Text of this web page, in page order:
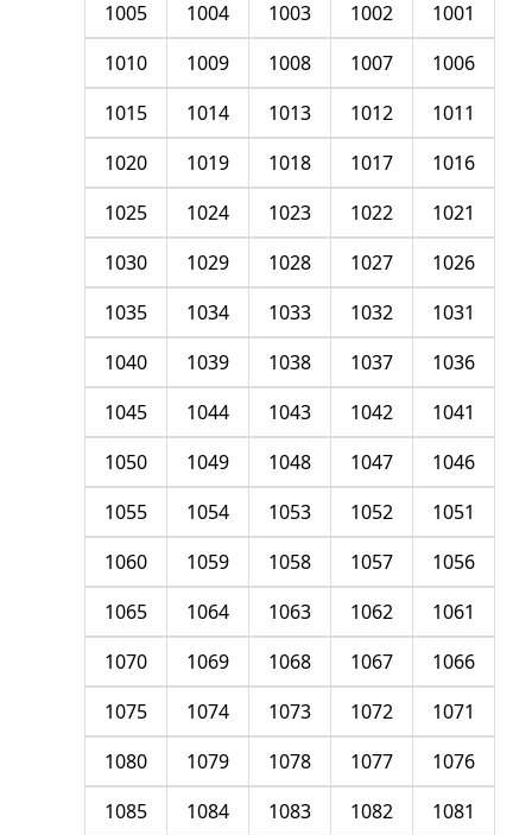
1001
1002
1003
1004
1005
1006
1007
1008
1009
1010
1011
1012
1013
1014
1015
1016
1017
1018
1019
1020
1021
1022
1023
1024
1025
1026
1027
1028
1029
1030
1031
1032
1033
1034
1035
1036
1037
1038
1039
1040
1041
1042
1043
1044
1045
1046
1047
1048
1049
1050
1051
1052
1053
1054
1055
1056
1057
1058
1059
1060
1061
1062
1063
1064
1065
1066
1067
1068
1069
1070
1071
1072
1073
1074
1075
1076
1077
1078
1079
1080
1081
1082
1083
1084
1085